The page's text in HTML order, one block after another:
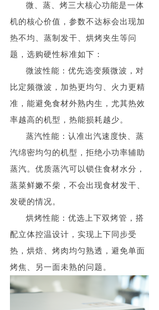
微、蒸、烤三大核心功能是一体
机的核心价值，参数不达标会出现加
热不均、蒸制发干、烘烤夹生等问
题，选购硬性标准如下：
微波性能：优先选变频微波，对
比定频微波，加热更均匀、火力更精
准，能避免食材外熟内生，尤其热效
率越高的机型，热能损耗越少。
蒸汽性能：认准出汽速度快、蒸
汽绵密均匀的机型，拒绝小功率辅助
蒸汽。优质蒸汽可以锁住食材水分，
蒸菜鲜嫩不柴，不会出现食材发干、
发硬的情况。
烘烤性能：优选上下双烤管，搭
配立体控温设计，实现上下同步受
热，烘焙、烤肉均匀熟透，避免单面
烤焦、另一面未熟的问题。